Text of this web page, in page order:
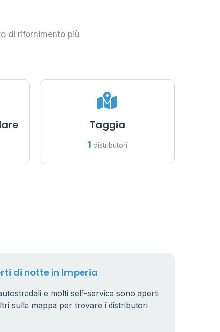
di rifornimento più
Taggia
1 distributori
di notte in Imperia
e molti self-service sono aperti
sulla mappa per trovare i distributori